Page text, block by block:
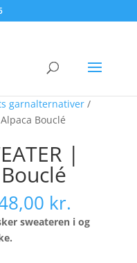
garnalternativer/
Alpaca Bouclé
|
kr.
aktuelle
pris
sweateren i og